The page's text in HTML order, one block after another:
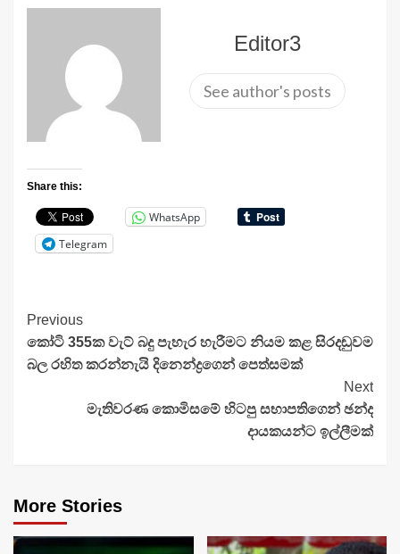
Editor3
See author's posts
Share this:
WhatsApp
Telegram
Continue
Reading
Previous
කෝටි 355ක වැට් බදු පැහැර හැරීමට නියම කළ සිරදඬු­වම
බල රහිත කර­න්නැයි දිනෙන්ද්‍රගෙන් පෙත්ස­මක්
Next
මැතිවරණ කොමිසමේ හිටපු සභාපතිගෙන් ඡන්ද
දායකයන්ට ඉල්ලීමක්
More Stories